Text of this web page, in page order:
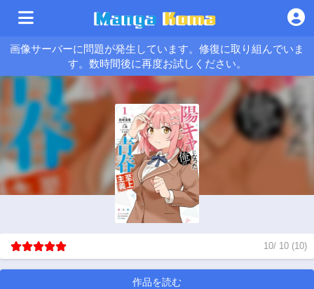
画像サーバーに問題が発生しています。修復に取り組んでいま
す。数時間後に再度お試しください。
10/ 10 (10)
作品を読む